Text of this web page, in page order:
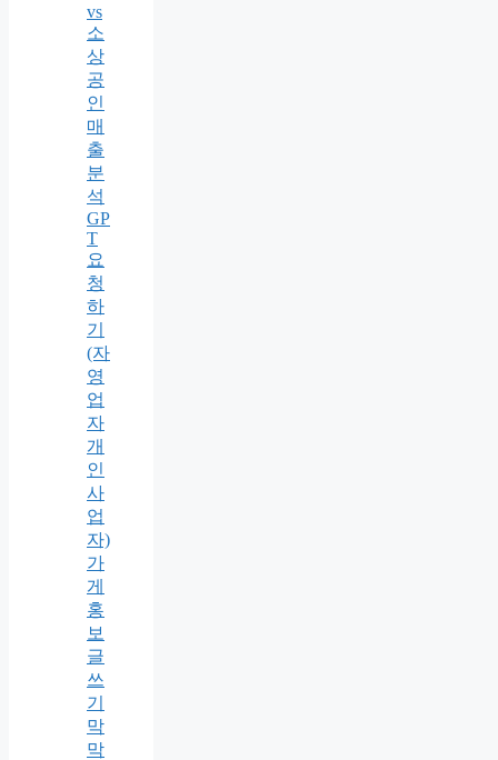
vs
소
상
공
인
매
출
분
석
GP
T
요
청
하
기
(자
영
업
자
개
인
사
업
자)
가
게
홍
보
글
쓰
기
막
막